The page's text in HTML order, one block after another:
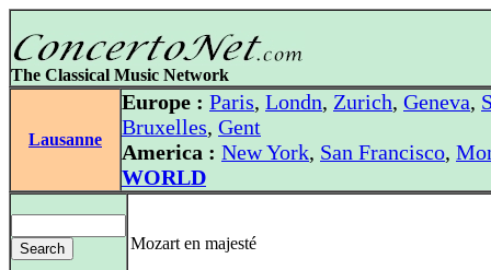
The Classical Music Network
Lausanne
Europe : Paris, Londn, Zurich, Geneva,
Bruxelles, Gent
America : New York, San Francisco,
WORLD
Mozart en majesté